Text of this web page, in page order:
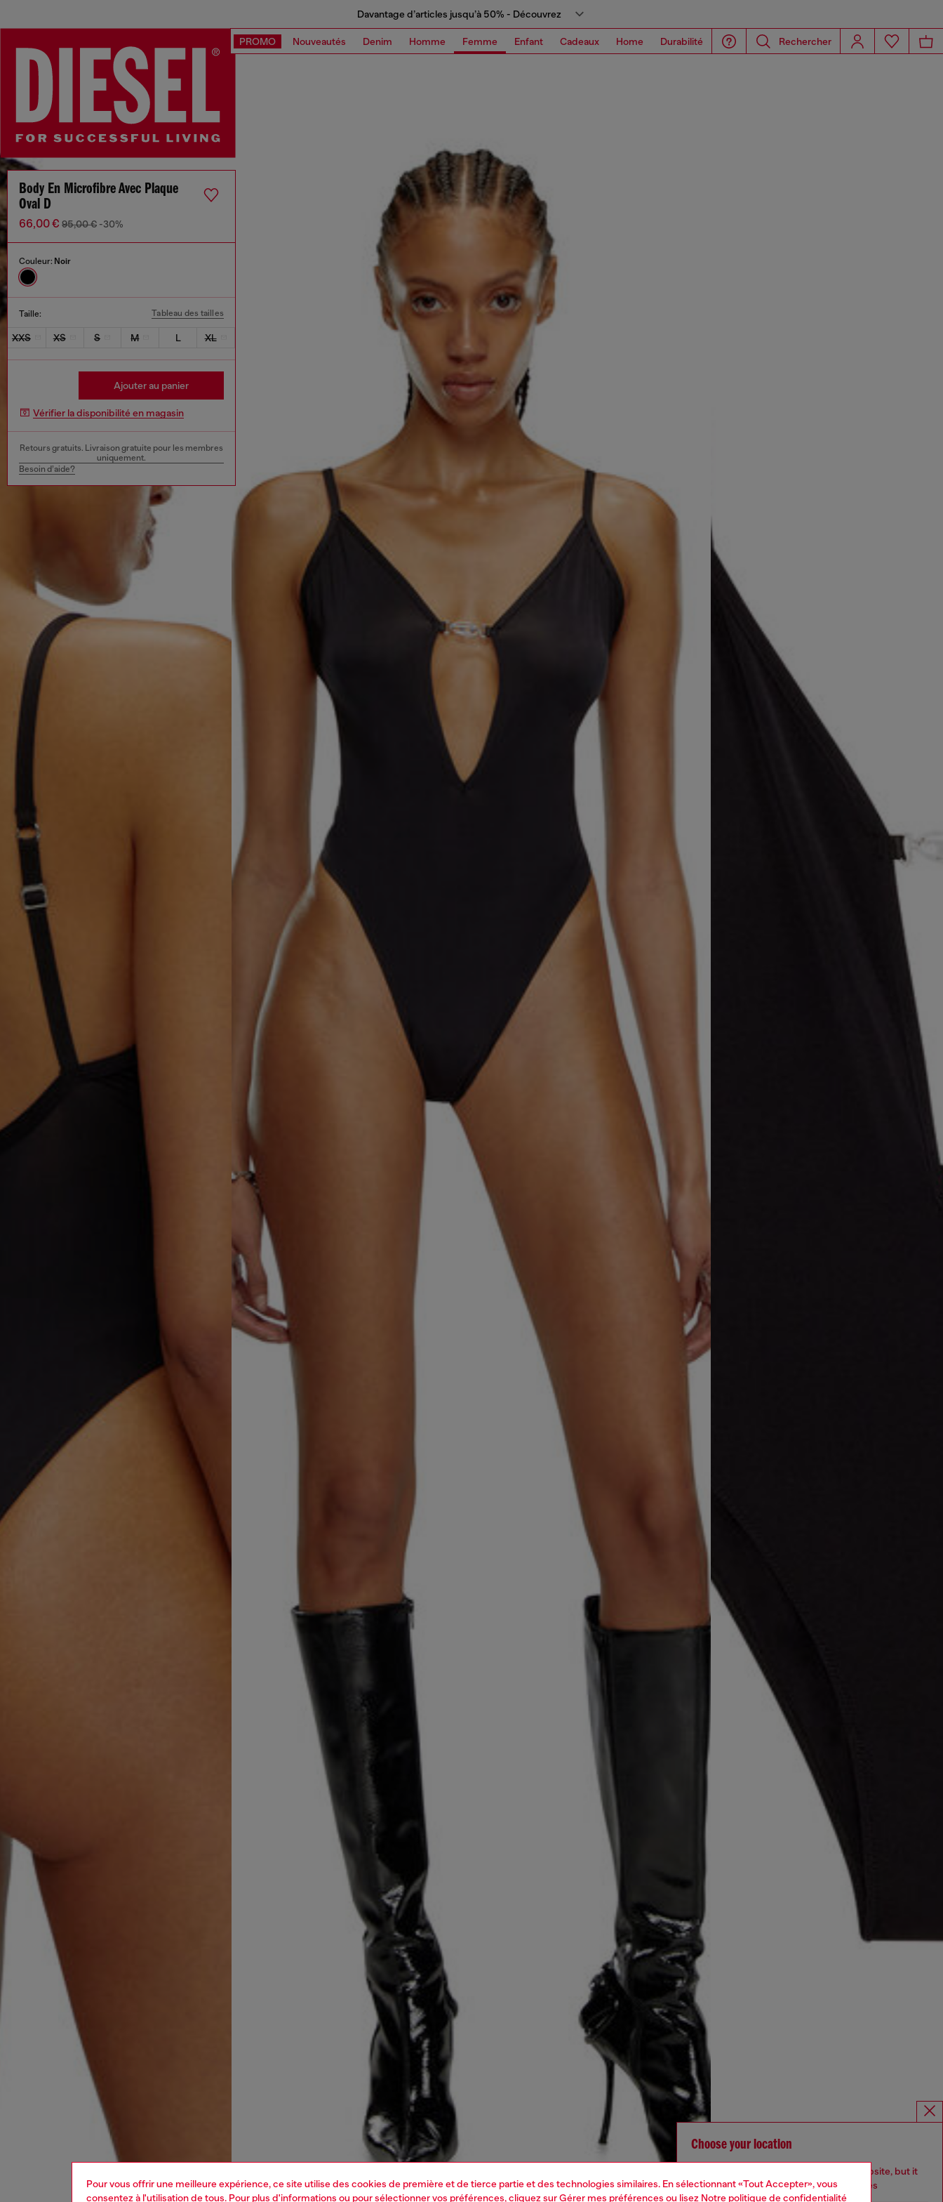
Pour vous offrir une meilleure expérience, ce site utilise des cookies de première et de tierce partie et des technologies similaires. En sélectionnant «Tout Accepter», vous
consentez à l'utilisation de tous. Pour plus d'informations ou pour sélectionner vos préférences, cliquez surGérer mes préférences ou lisez Notre politique de confidentialité
Davantage d’articles jusqu’à 50% - Découvrez
PROMO Nouveautés Denim Homme Femme Enfant Cadeaux Home Durabilité Rechercher
Body En Microfibre Avec Plaque
Oval D
66,00 € 95,00 € -30%
Couleur: Noir
Taille: Tableau des tailles
XXS XS S M L XL
Ajouter au panier
Vérifier la disponibilité en magasin
Retours gratuits. Livraison gratuite pour les membres
uniquement.
Besoin d’aide?
Choose your location
You are currently browsing Belgique website, but it
seems you may be based in United States